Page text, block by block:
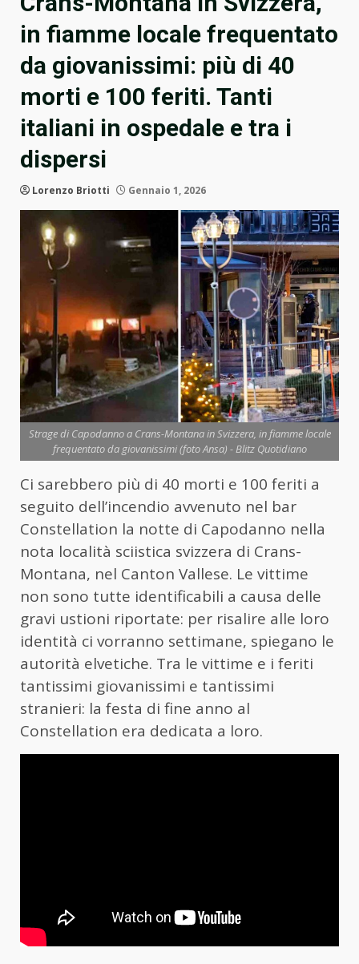
in fiamme locale frequentato
da giovanissimi: più di 40
morti e 100 feriti. Tanti
italiani in ospedale e tra i
dispersi
Lorenzo Briotti Gennaio 1, 2026
Strage di Capodanno a Crans-Montana in Svizzera, in fiamme locale
frequentato da giovanissimi (foto Ansa) - Blitz Quotidiano
Ci sarebbero più di 40 morti e 100 feriti a
seguito dell’incendio avvenuto nel bar
Constellation la notte di Capodanno nella
nota località sciistica svizzera di Crans-
Montana, nel Canton Vallese. Le vittime
non sono tutte identificabili a causa delle
gravi ustioni riportate: per risalire alle loro
identità ci vorranno settimane, spiegano le
autorità elvetiche. Tra le vittime e i feriti
tantissimi giovanissimi e tantissimi
stranieri: la festa di fine anno al
Constellation era dedicata a loro.